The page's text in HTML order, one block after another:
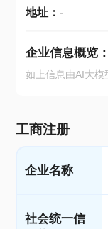
地址： -
企业信息概览：
如上信息由AI大模
工商注册
企业名称
社会统一信